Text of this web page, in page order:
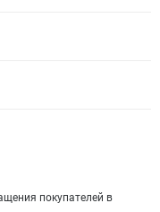
покупателей в